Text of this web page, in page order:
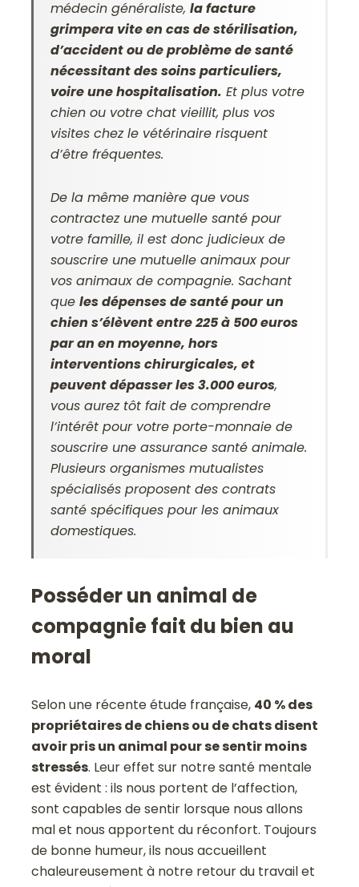
médecin généraliste,la facture
grimpera vite en cas de stérilisation,
d’accident ou de problème de santé
nécessitant des soins particuliers,
voire une hospitalisation. Et plus votre
chien ou votre chat vieillit, plus vos
visites chez le vétérinaire risquent
d’être fréquentes.
De la même manière que vous
contractez une mutuelle santé pour
votre famille, il est donc judicieux de
souscrire une mutuelle animaux pour
vos animaux de compagnie. Sachant
queles dépenses de santé pour un
chien s’élèvent entre 225 à 500 euros
par an en moyenne, hors
interventions chirurgicales, et
peuvent dépasser les 3.000 euros,
vous aurez tôt fait de comprendre
l’intérêt pour votre porte-monnaie de
souscrire une assurance santé animale.
Plusieurs organismes mutualistes
spécialisés proposent des contrats
santé spécifiques pour les animaux
domestiques.
Posséder un animal de
compagnie fait du bien au
moral
Selon une récente étude française, 40 % des
propriétaires de chiens ou de chats disent
avoir pris un animal pour se sentir moins
stressés. Leur effet sur notre santé mentale
est évident : ils nous portent de l’affection,
sont capables de sentir lorsque nous allons
mal et nous apportent du réconfort. Toujours
de bonne humeur, ils nous accueillent
chaleureusement à notre retour du travail et